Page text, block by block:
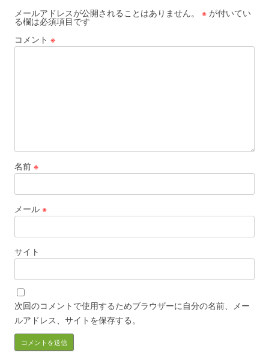
メールアドレスが公開されることはありません。 ※ が付いてい
る欄は必須項目です
コメント ※
名前 ※
メール ※
サイト
次回のコメントで使用するためブラウザーに自分の名前、メー
ルアドレス、サイトを保存する。